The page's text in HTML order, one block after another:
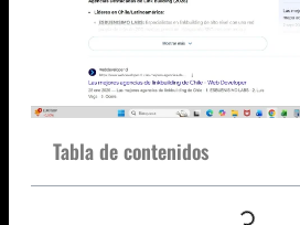
Tabla de contenidos